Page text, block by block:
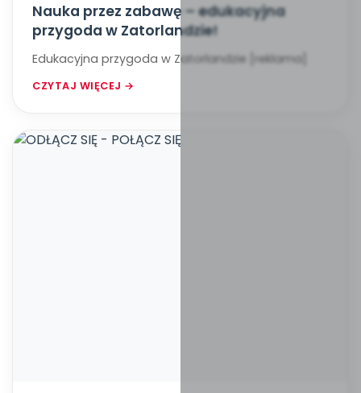
Nauka przez zabawę – edukacyjna
przygoda w Zatorlandzie!
Edukacyjna przygoda w Zatorlandzie [reklama]
CZYTAJ WIĘCEJ →